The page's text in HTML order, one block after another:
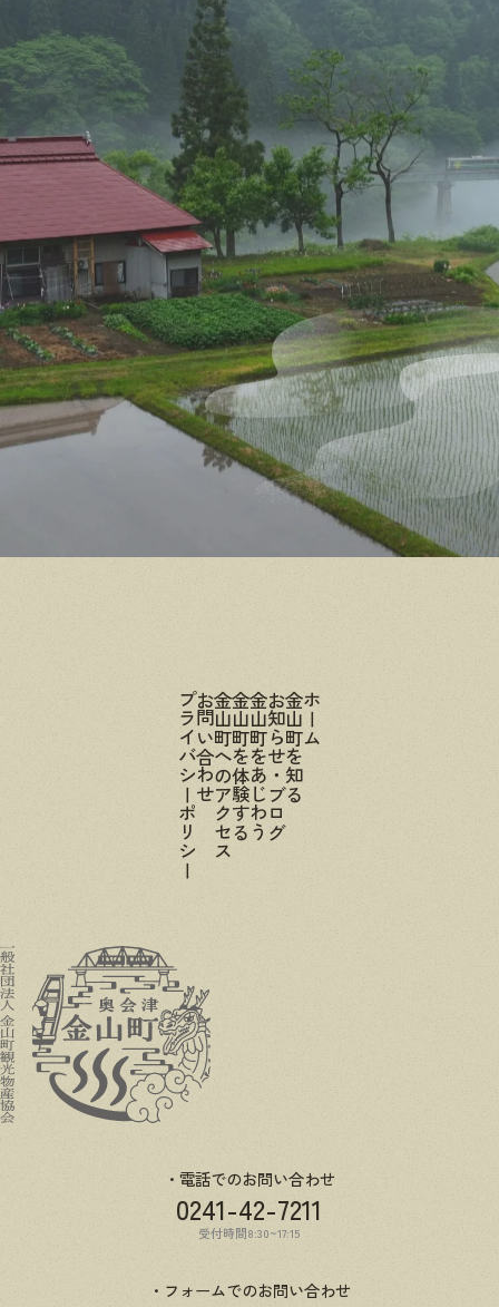
ホーム
金山町を知る
お知らせ・ブログ
金山町をあじわう
金山町を体験する
金山町へのアクセス
お問い合わせ
プライバシーポリシー
電話でのお問い合わせ
0241-42-7211
受付時間8:30~17:15
フォームでのお問い合わせ